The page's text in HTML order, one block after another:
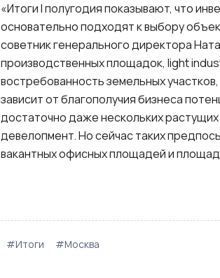
«ИтогиIполугодия показывают, что
основательно подходят к выбору
советник генерального директора
производственных площадок, light
востребованность земельных
зависит от благополучия бизнеса
достаточно даже нескольких
девелопмент. Но сейчас таких
вакантных офисных площадей и
#Итоги #Москва